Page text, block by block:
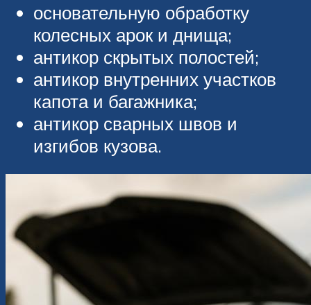
основательную обработку
колесных арок и днища;
антикор скрытых полостей;
антикор внутренних участков
капота и багажника;
антикор сварных швов и
изгибов кузова.